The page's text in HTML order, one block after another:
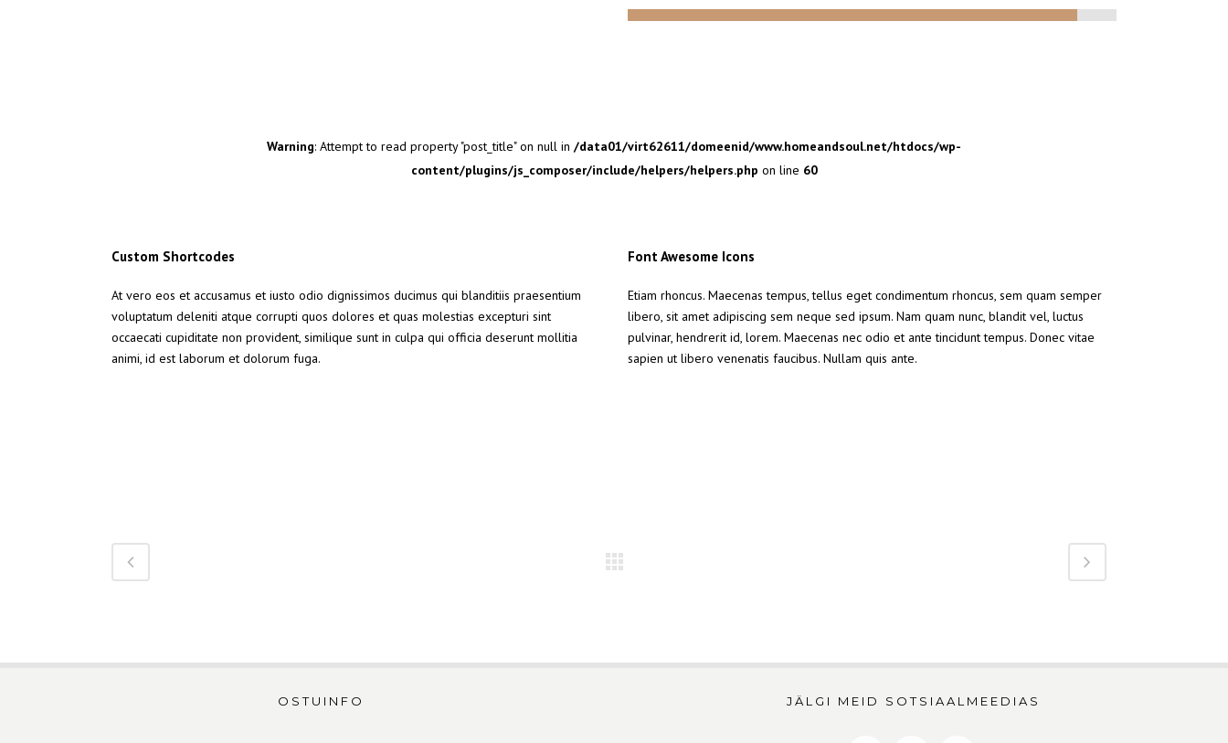
Warning: Attempt to read property "post_title" on null in /data01/virt62611/domeenid/www.homeandsoul.net/htdocs/wp-
content/plugins/js_composer/include/helpers/helpers.php on line 60
Custom Shortcodes
At vero eos et accusamus et iusto odio dignissimos ducimus qui blanditiis praesentium
voluptatum deleniti atque corrupti quos dolores et quas molestias excepturi sint
occaecati cupiditate non provident, similique sunt in culpa qui officia deserunt mollitia
animi, id est laborum et dolorum fuga.
Font Awesome Icons
Etiam rhoncus. Maecenas tempus, tellus eget condimentum rhoncus, sem quam semper
libero, sit amet adipiscing sem neque sed ipsum. Nam quam nunc, blandit vel, luctus
pulvinar, hendrerit id, lorem. Maecenas nec odio et ante tincidunt tempus. Donec vitae
sapien ut libero venenatis faucibus. Nullam quis ante.
OSTUINFO JÄLGI MEID SOTSIAALMEEDIAS